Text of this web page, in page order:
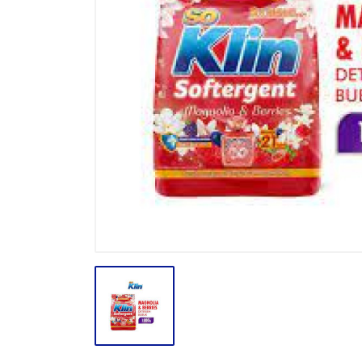
BODY CARE
BREAKFAST
CONFECTIONARY CANDY
CONFECTIONARY COKLAT
ENERGY DRINK
FACE CARE
INSEKTISIDA
INSTANT